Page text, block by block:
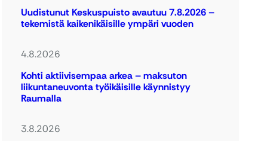
Uudistunut Keskuspuisto avautuu 7.8.2026 –
tekemistä kaikenikäisille ympäri vuoden
4.8.2026
Kohti aktiivisempaa arkea – maksuton
liikuntaneuvonta työikäisille käynnistyy
Raumalla
3.8.2026